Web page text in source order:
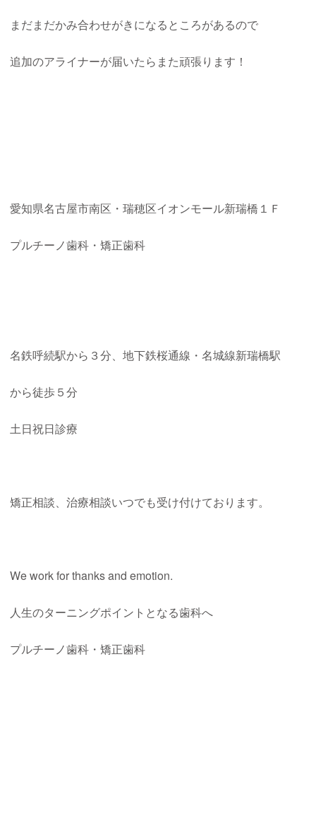
まだまだかみ合わせがきになるところがあるので
追加のアライナーが届いたらまた頑張ります！
愛知県名古屋市南区・瑞穂区イオンモール新瑞橋１Ｆ
プルチーノ歯科・矯正歯科
名鉄呼続駅から３分、地下鉄桜通線・名城線新瑞橋駅
から徒歩５分
土日祝日診療
矯正相談、治療相談いつでも受け付けております。
We work for thanks and emotion.
人生のターニングポイントとなる歯科へ
プルチーノ歯科・矯正歯科